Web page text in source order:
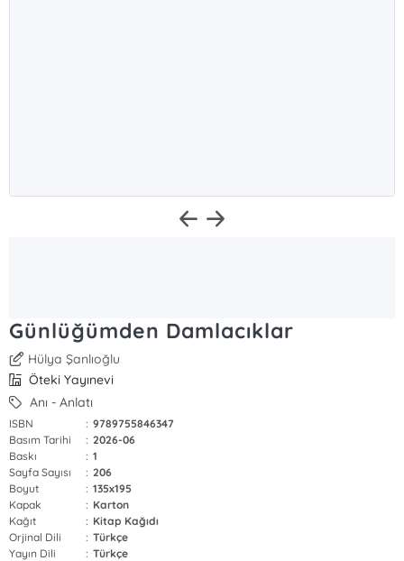
Günlüğümden Damlacıklar
Hülya Şanlıoğlu
Öteki Yayınevi
Anı - Anlatı
ISBN : 9789755846347
Basım Tarihi
: 2026-06
Baskı
: 1
Sayfa Sayısı
: 206
Boyut
: 135x195
Kapak
: Karton
Kağıt
: Kitap Kağıdı
Orjinal Dili
: Türkçe
Yayın Dili
: Türkçe